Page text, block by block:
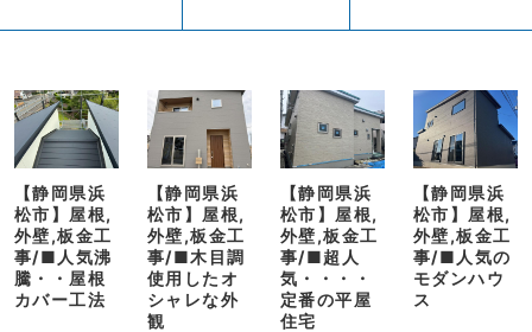
【静岡県浜
松市】屋根,
外壁,板金工
事/■人気沸
騰・・屋根
カバー工法
【静岡県浜
松市】屋根,
外壁,板金工
事/■木目調
使用したオ
シャレな外
観
【静岡県浜
松市】屋根,
外壁,板金工
事/■超人
気・・・・
定番の平屋
住宅
【静岡県浜
松市】屋根,
外壁,板金工
事/■人気の
モダンハウ
ス